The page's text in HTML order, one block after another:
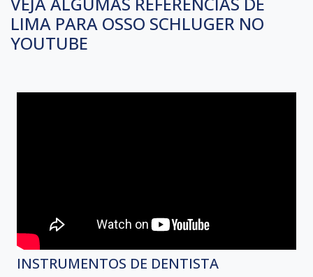
LIMA PARA OSSO SCHLUGER NO
YOUTUBE
INSTRUMENTOS DE DENTISTA